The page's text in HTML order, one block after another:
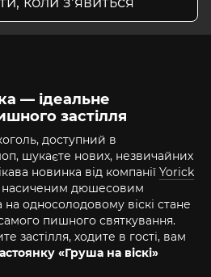
— ідеальне
застілля
доступний в
шукаєте нових, незвичайних
новинка від компанії Yorick
насиченим дюшесовим
на односолодовому віскі стане
пишного святкування.
застілля, ходите в гості, вам
«Груша на віскі»